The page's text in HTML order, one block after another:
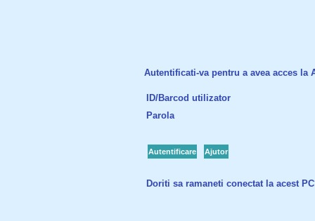
Autentificati-va pentru a avea acces
ID/Barcod utilizator
Parola
Autentificare Ajutor
Doriti sa ramaneti conectat la acest